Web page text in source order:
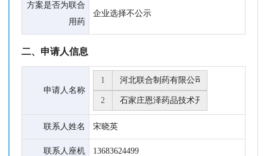
方案是否为联合
用药
企业选择不公示
二、申请人信息
申请人名称
1
2
联系人姓名 宋晓英
联系人座机 13683624499